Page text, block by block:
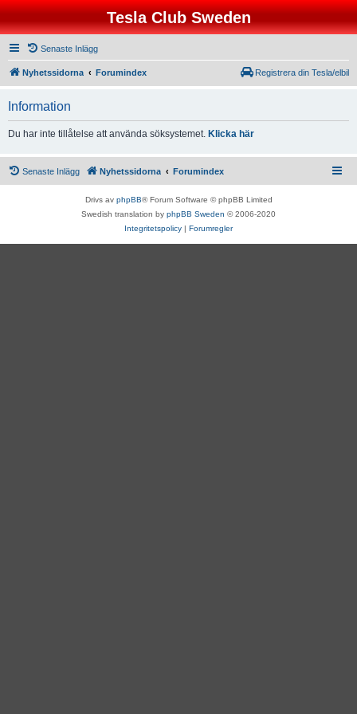
Tesla Club Sweden
Senaste Inlägg
Nyhetssidorna Forumindex Registrera din Tesla/elbil
Information
Du har inte tillåtelse att använda söksystemet. Klicka här
Senaste Inlägg Nyhetssidorna Forumindex
Drivs av phpBB® Forum Software © phpBB Limited
Swedish translation by phpBB Sweden © 2006-2020
Integritetspolicy | Forumregler